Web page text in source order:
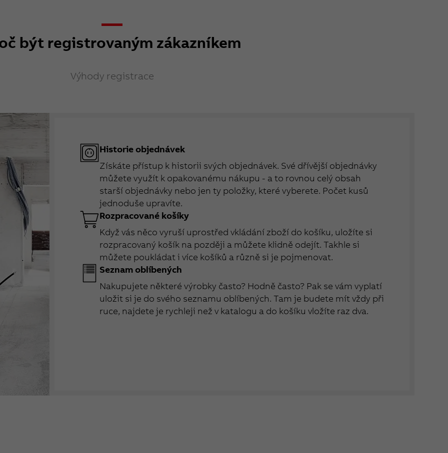
být registrovaným zákazníkem
Výhody registrace
Historie objednávek
Získáte přístup k historii svých objednávek. Své dřívější objednávky
můžete využít k opakovanému nákupu - a to rovnou celý obsah
starší objednávky nebo jen ty položky, které vyberete. Počet kusů
jednoduše upravíte.
Rozpracované košíky
Když vás něco vyruší uprostřed vkládání zboží do košíku, uložíte si
rozpracovaný košík na později a můžete klidně odejít. Takhle si
můžete poukládat i více košíků a různě si je pojmenovat.
Seznam oblíbených
Nakupujete některé výrobky často? Hodně často? Pak se vám vyplatí
uložit si je do svého seznamu oblíbených. Tam je budete mít vždy při
ruce, najdete je rychleji než v katalogu a do košíku vložíte raz dva.